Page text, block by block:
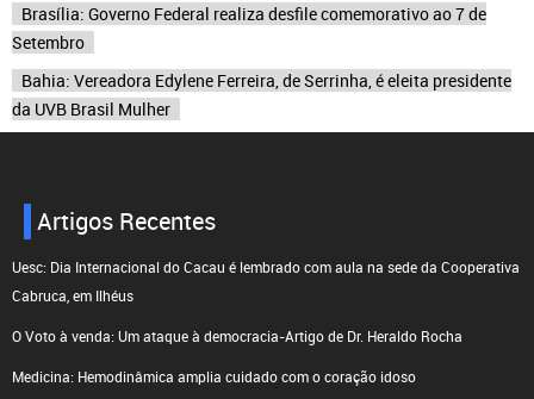
Brasília: Governo Federal realiza desfile comemorativo ao 7 de
Setembro
Bahia: Vereadora Edylene Ferreira, de Serrinha, é eleita presidente
da UVB Brasil Mulher
Artigos Recentes
Uesc: Dia Internacional do Cacau é lembrado com aula na sede da Cooperativa
Cabruca, em Ilhéus
O Voto à venda: Um ataque à democracia-Artigo de Dr. Heraldo Rocha
Medicina: Hemodinâmica amplia cuidado com o coração idoso